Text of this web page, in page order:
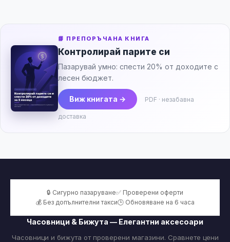
📘 ПРЕПОРЪЧАНА КНИГА
Контролирай парите си
Пазарувай умно: спести 20% от доходите с
лесен бюджет.
Виж книгата → PDF · незабавна
доставка
🔒 Сигурно пазаруване✅ Проверени оферти
💰 Без допълнителни такси🕒 Обновяване на 6 часа
Часовници & Бижута — Елегантни аксесоари
Часовници и бижута от проверени магазини. Сравнете цени